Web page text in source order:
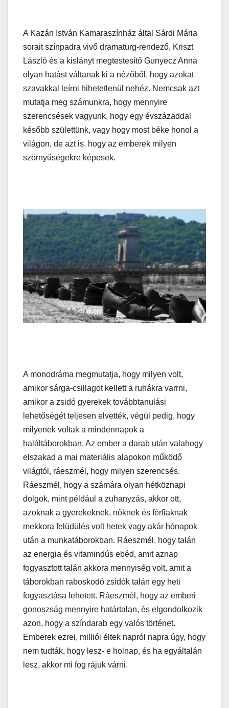
A Kazán István Kamaraszínház által Sárdi Mária
sorait színpadra vivő dramaturg-rendező, Kriszt
László és a kislányt megtestesítő Gunyecz Anna
olyan hatást váltanak ki a nézőből, hogy azokat
szavakkal leírni hihetetlenül nehéz. Nemcsak azt
mutatja meg számunkra, hogy mennyire
szerencsések vagyunk, hogy egy évszázaddal
később születtünk, vagy hogy most béke honol a
világon, de azt is, hogy az emberek milyen
szörnyűségekre képesek.
A monodráma megmutatja, hogy milyen volt,
amikor sárga-csillagot kellett a ruhákra varrni,
amikor a zsidó gyerekek továbbtanulási
lehetőségét teljesen elvették, végül pedig, hogy
milyenek voltak a mindennapok a
haláltáborokban. Az ember a darab után valahogy
elszakad a mai materiális alapokon működő
világtól, ráeszmél, hogy milyen szerencsés.
Ráeszmél, hogy a számára olyan hétköznapi
dolgok, mint például a zuhanyzás, akkor ott,
azoknak a gyerekeknek, nőknek és férfiaknak
mekkora felüdülés volt hetek vagy akár hónapok
után a munkatáborokban. Ráeszmél, hogy talán
az energia és vitamindús ebéd, amit aznap
fogyasztott talán akkora mennyiség volt, amit a
táborokban raboskodó zsidók talán egy heti
fogyasztása lehetett. Ráeszmél, hogy az emberi
gonoszság mennyire határtalan, és elgondolkozik
azon, hogy a színdarab egy valós történet.
Emberek ezrei, milliói éltek napról napra úgy, hogy
nem tudták, hogy lesz- e holnap, és ha egyáltalán
lesz, akkor mi fog rájuk várni.